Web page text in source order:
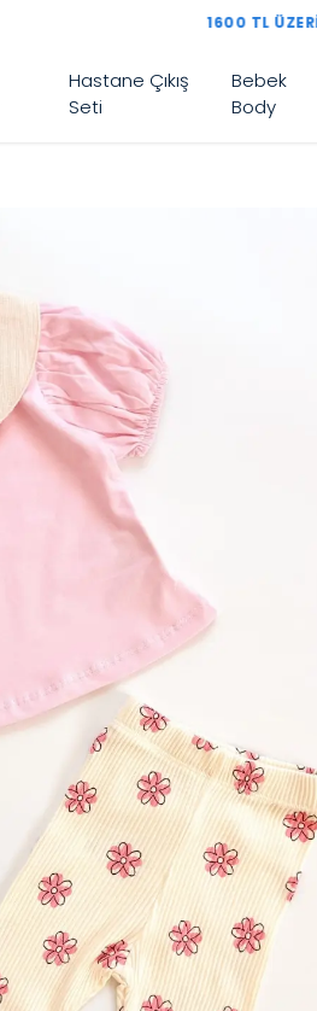
1600 TL ÜZERI ÜCRETSIZ KARGO
Hastane Çıkış
Seti
Bebek
Body